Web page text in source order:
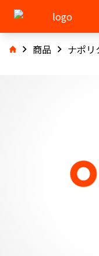
商品 ナポリ